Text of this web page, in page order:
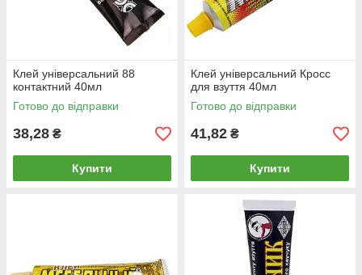
Клей універсальний 88
контактний 40мл
Готово до відправки
38,28 ₴
Купити
Клей універсальний Кросс
для взуття 40мл
Готово до відправки
41,82 ₴
Купити